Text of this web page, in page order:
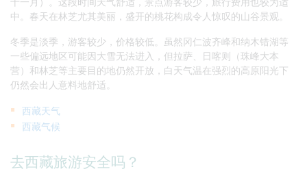
中。春天在林芝尤其美丽，盛开的桃花构成令人惊叹的山谷景观。
冬季是淡季，游客较少，价格较低。虽然冈仁波齐峰和纳木错湖等
一些偏远地区可能因大雪无法进入，但拉萨、日喀则（珠峰大本
营）和林芝等主要目的地仍然开放，白天气温在强烈的高原阳光下
仍然会出人意料地舒适。
西藏天气
西藏气候
去西藏旅游安全吗？